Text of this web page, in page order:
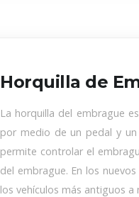
Horquilla de
La horquilla del embrague
por medio de un pedal y
permite controlar el
del embrague. En los
los vehículos más antiguos